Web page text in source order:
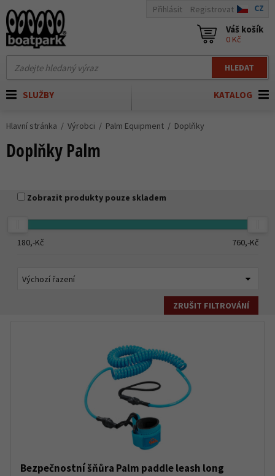
HLEDAT
Přihlásit Registrovat CZ
Váš košík
0 Kč
KATALOG
SLUŽBY
Hlavní stránka Výrobci Palm Equipment Doplňky
Doplňky Palm
Zobrazit produkty pouze skladem
180,-Kč 760,-Kč
ZRUŠIT FILTROVÁNÍ
Bezpečnostní šňůra Palm paddle leash long